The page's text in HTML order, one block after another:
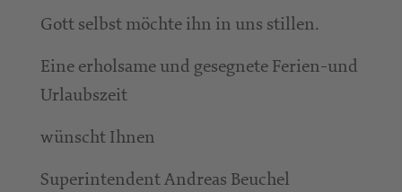
Gott selbst möchte ihn in uns stillen.
Eine erholsame und gesegnete Ferien-und
Urlaubszeit
wünscht Ihnen
Superintendent Andreas Beuchel